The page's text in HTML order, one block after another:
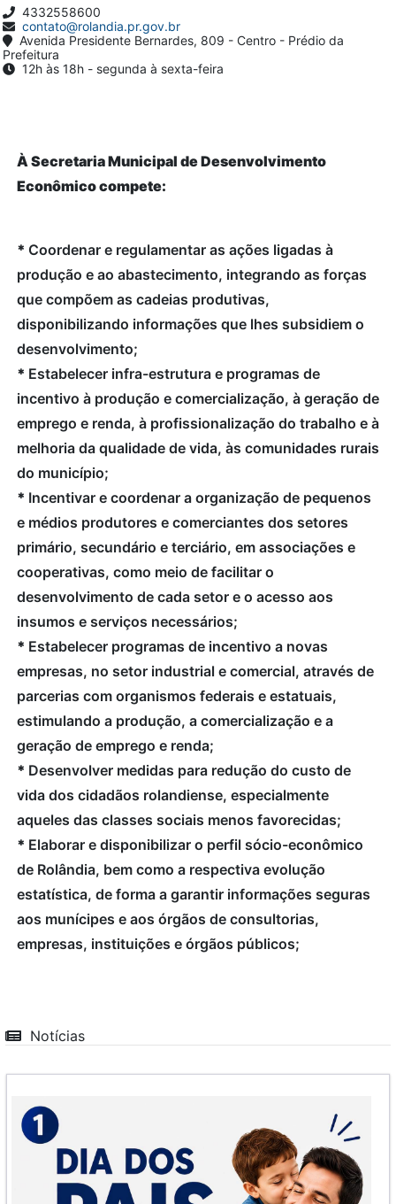
4332558600
contato@rolandia.pr.gov.br
Avenida Presidente Bernardes, 809 - Centro - Prédio da
Prefeitura
12h às 18h - segunda à sexta-feira
À Secretaria Municipal de Desenvolvimento
Econômico compete:
* Coordenar e regulamentar as ações ligadas à
produção e ao abastecimento, integrando as forças
que compõem as cadeias produtivas,
disponibilizando informações que lhes subsidiem o
desenvolvimento;
* Estabelecer infra-estrutura e programas de
incentivo à produção e comercialização, à geração de
emprego e renda, à profissionalização do trabalho e à
melhoria da qualidade de vida, às comunidades rurais
do município;
* Incentivar e coordenar a organização de pequenos
e médios produtores e comerciantes dos setores
primário, secundário e terciário, em associações e
cooperativas, como meio de facilitar o
desenvolvimento de cada setor e o acesso aos
insumos e serviços necessários;
* Estabelecer programas de incentivo a novas
empresas, no setor industrial e comercial, através de
parcerias com organismos federais e estatuais,
estimulando a produção, a comercialização e a
geração de emprego e renda;
* Desenvolver medidas para redução do custo de
vida dos cidadãos rolandiense, especialmente
aqueles das classes sociais menos favorecidas;
* Elaborar e disponibilizar o perfil sócio-econômico
de Rolândia, bem como a respectiva evolução
estatística, de forma a garantir informações seguras
aos munícipes e aos órgãos de consultorias,
empresas, instituições e órgãos públicos;
Notícias